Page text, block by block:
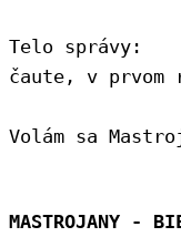
Telo správy:
čaute, v
Volám sa
MASTROJANY -